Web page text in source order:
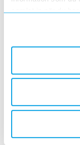
samlat in när du